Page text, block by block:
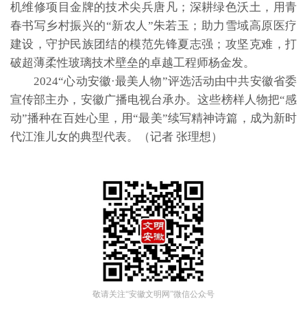
机维修项目金牌的技术尖兵唐凡；深耕绿色沃土，用青
春书写乡村振兴的“新农人”朱若玉；助力雪域高原医疗
建设，守护民族团结的模范先锋夏志强；攻坚克难，打
破超薄柔性玻璃技术壁垒的卓越工程师杨金发。
2024“心动安徽·最美人物”评选活动由中共安徽省委
宣传部主办，安徽广播电视台承办。这些榜样人物把“感
动”播种在百姓心里，用“最美”续写精神诗篇，成为新时
代江淮儿女的典型代表。（记者 张理想）
敬请关注“安徽文明网”微信公众号